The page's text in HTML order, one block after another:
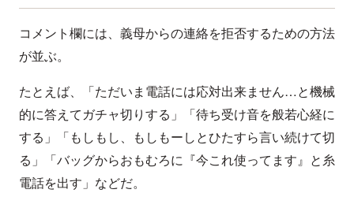
コメント欄には、義母からの連絡を拒否するための方法
が並ぶ。
たとえば、「ただいま電話には応対出来ません…と機械
的に答えてガチャ切りする」「待ち受け音を般若心経に
する」「もしもし、もしもーしとひたすら言い続けて切
る」「バッグからおもむろに『今これ使ってます』と糸
電話を出す」などだ。